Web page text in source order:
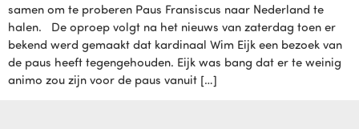
samen om te proberen Paus Fransiscus naar Nederland te
halen. De oproep volgt na het nieuws van zaterdag toen er
bekend werd gemaakt dat kardinaal Wim Eijk een bezoek van
de paus heeft tegengehouden. Eijk was bang dat er te weinig
animo zou zijn voor de paus vanuit […]